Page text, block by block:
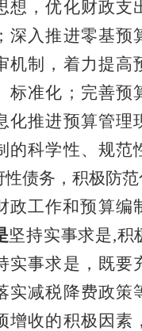
想，优化财政支
深入推进零基预
机制，着力提高
标准化；完善预
化推进预算管理
的科学性、规范
债务，积极防范
政工作和预算编
坚持实事求是,积
实事求是，既要
实减税降费政策
增收的积极因素